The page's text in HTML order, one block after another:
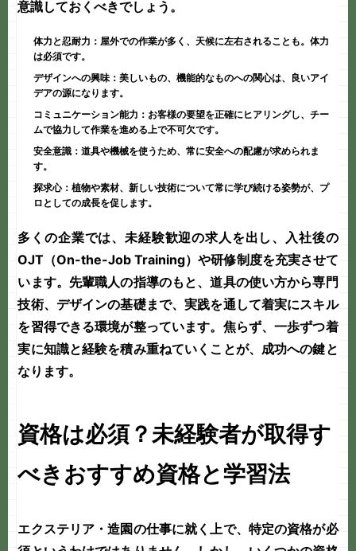
意識しておくべきでしょう。
体力と忍耐力：屋外での作業が多く、天候に左右されることも。体力
は必須です。
デザインへの興味：美しいもの、機能的なものへの関心は、良いアイ
デアの源になります。
コミュニケーション能力： お客様の要望を正確にヒアリングし、チー
ムで協力して作業を進める上で不可欠です。
安全意識：道具や機械を使うため、常に安全への配慮が求められま
す。
探求心：植物や素材、新しい技術について常に学び続ける姿勢が、プ
ロとしての成長を促します。
多くの企業では、未経験歓迎の求人を出し、入社後の
OJT（On-the-Job Training）や研修制度を充実させて
います。先輩職人の指導のもと、道具の使い方から専門
技術、デザインの基礎まで、実践を通して着実にスキル
を習得できる環境が整っています。焦らず、一歩ずつ着
実に知識と経験を積み重ねていくことが、成功への鍵と
なります。
資格は必須？未経験者が取得す
べきおすすめ資格と学習法
エクステリア・造園の仕事に就く上で、特定の資格が必